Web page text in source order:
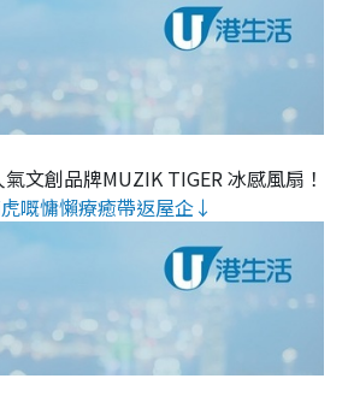
氣文創品牌MUZIK TIGER 冰感風扇！
嘅慵懶療癒帶返屋企↓